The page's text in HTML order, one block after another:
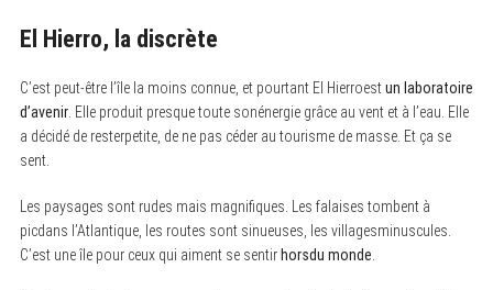
El Hierro, la discrète
C’est peut-être l’île la moins connue, et pourtant El Hierroestun laboratoire
d’avenir. Elle produit presque toute sonénergie grâce au vent et à l’eau. Elle
a décidé de resterpetite, de ne pas céder au tourisme de masse. Et ça se
sent.
Les paysages sont rudes mais magnifiques. Les falaises tombent à
picdans l’Atlantique, les routes sont sinueuses, les villagesminuscules.
C’est une île pour ceux qui aiment se sentirhorsdu monde